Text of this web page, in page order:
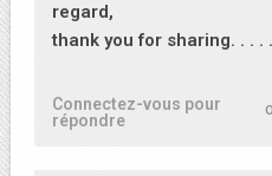
regard,
thank you for sharing. . . .
Connectez-vous pour
répondre